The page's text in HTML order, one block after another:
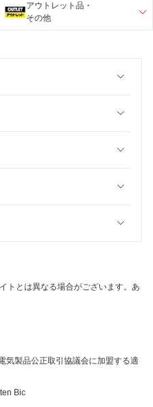
アウトレット品・
その他
トとは異なる場合がございます。あ
気製品公正取引協議会に加盟する適
Bic